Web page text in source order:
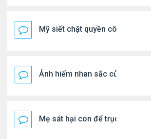
Mỹ siết chặt quyền công dân
Ảnh hiếm nhan sắc của Thẩm
Mẹ sát hại con để trục lợi bảo